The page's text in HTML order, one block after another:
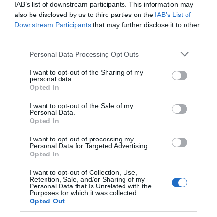
IAB’s list of downstream participants. This information may
also be disclosed by us to third parties on the IAB’s List of
Downstream Participants that may further disclose it to other
Please note that this website/app uses one or more Google
not limited to your visit or usage behaviour. You may click to
grant or deny consent to Google and its third-party tags to
use your data for below specified purposes in below Google
consent section.
Personal Data Processing Opt Outs
I want to opt-out of the Sharing of my
personal data.
Opted In
I want to opt-out of the Sale of my
Personal Data.
Opted In
I want to opt-out of processing my
Personal Data for Targeted Advertising.
Opted In
I want to opt-out of Collection, Use,
Retention, Sale, and/or Sharing of my
Personal Data that Is Unrelated with the
Purposes for which it was collected.
Opted Out
Megosztás:
Címkék: család,fotó, Király Viktor, Kolen